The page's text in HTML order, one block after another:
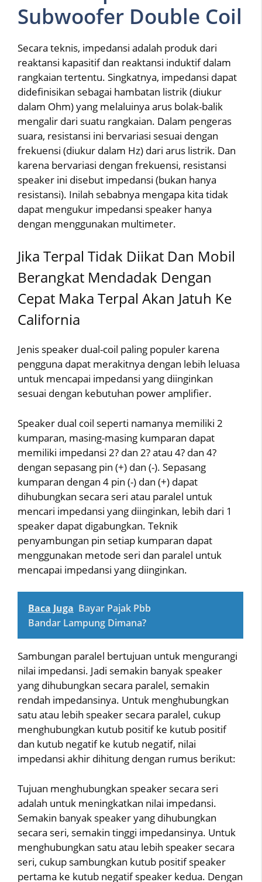
Subwoofer Double Coil
Secara teknis, impedansi adalah produk dari
reaktansi kapasitif dan reaktansi induktif dalam
rangkaian tertentu. Singkatnya, impedansi dapat
didefinisikan sebagai hambatan listrik (diukur
dalam Ohm) yang melaluinya arus bolak-balik
mengalir dari suatu rangkaian. Dalam pengeras
suara, resistansi ini bervariasi sesuai dengan
frekuensi (diukur dalam Hz) dari arus listrik. Dan
karena bervariasi dengan frekuensi, resistansi
speaker ini disebut impedansi (bukan hanya
resistansi). Inilah sebabnya mengapa kita tidak
dapat mengukur impedansi speaker hanya
dengan menggunakan multimeter.
Jika Terpal Tidak Diikat Dan Mobil
Berangkat Mendadak Dengan
Cepat Maka Terpal Akan Jatuh Ke
California
Jenis speaker dual-coil paling populer karena
pengguna dapat merakitnya dengan lebih leluasa
untuk mencapai impedansi yang diinginkan
sesuai dengan kebutuhan power amplifier.
Speaker dual coil seperti namanya memiliki 2
kumparan, masing-masing kumparan dapat
memiliki impedansi 2? dan 2? atau 4? dan 4?
dengan sepasang pin (+) dan (-). Sepasang
kumparan dengan 4 pin (-) dan (+) dapat
dihubungkan secara seri atau paralel untuk
mencari impedansi yang diinginkan, lebih dari 1
speaker dapat digabungkan. Teknik
penyambungan pin setiap kumparan dapat
menggunakan metode seri dan paralel untuk
mencapai impedansi yang diinginkan.
Baca Juga Bayar Pajak Pbb
Bandar Lampung Dimana?
Sambungan paralel bertujuan untuk mengurangi
nilai impedansi. Jadi semakin banyak speaker
yang dihubungkan secara paralel, semakin
rendah impedansinya. Untuk menghubungkan
satu atau lebih speaker secara paralel, cukup
menghubungkan kutub positif ke kutub positif
dan kutub negatif ke kutub negatif, nilai
impedansi akhir dihitung dengan rumus berikut:
Tujuan menghubungkan speaker secara seri
adalah untuk meningkatkan nilai impedansi.
Semakin banyak speaker yang dihubungkan
secara seri, semakin tinggi impedansinya. Untuk
menghubungkan satu atau lebih speaker secara
seri, cukup sambungkan kutub positif speaker
pertama ke kutub negatif speaker kedua. Dengan